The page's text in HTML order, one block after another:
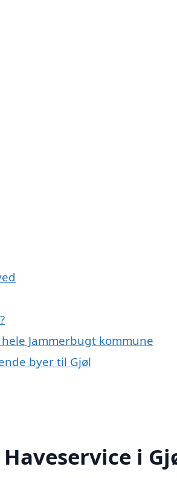
Jammerbugt kommune
byer til Gjøl
i